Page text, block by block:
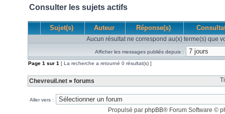
Consulter les sujets actifs
Sujet(s) Auteur Réponse(s)
Aucun résultat ne correspond au(x) terme(s) que
Afficher les messages publiés depuis :
Page 1 sur 1 [ La recherche a retourné 0 résultat(s) ]
Chevreuil.net » forums
Aller vers :
Propulsé par phpBB® Forum Software ©